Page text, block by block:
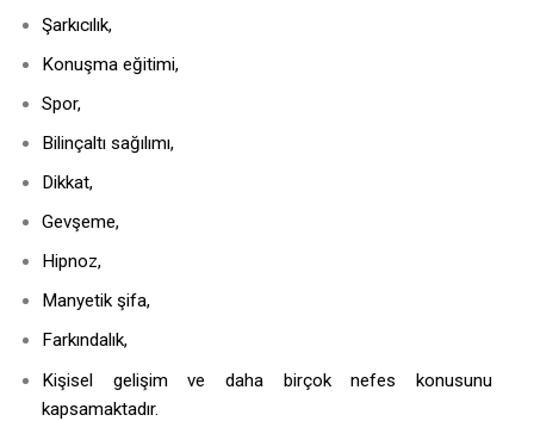
Şarkıcılık,
Konuşma eğitimi,
Spor,
Bilinçaltı sağılımı,
Dikkat,
Gevşeme,
Hipnoz,
Manyetik şifa,
Farkındalık,
Kişisel gelişim ve daha birçok nefes konusunu
kapsamaktadır.